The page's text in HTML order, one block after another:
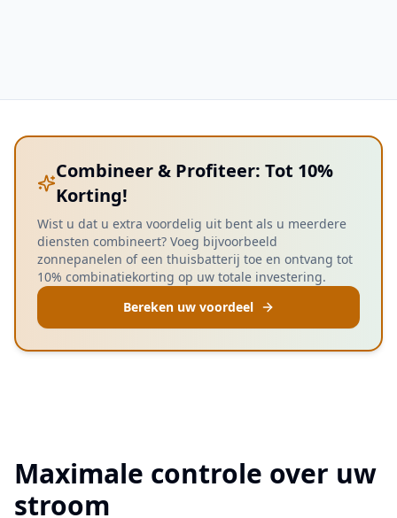
Combineer & Profiteer: Tot 10%
Korting!
Wist u dat u extra voordelig uit bent als u meerdere
diensten combineert? Voeg bijvoorbeeld
zonnepanelen of een thuisbatterij toe en ontvang tot
10% combinatiekorting op uw totale investering.
Bereken uw voordeel
Maximale controle over uw
stroom